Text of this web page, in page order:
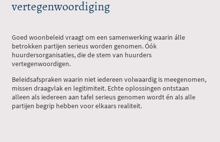
vertegenwoordiging
Goed woonbeleid vraagt om een samenwerking waarin álle
betrokken partijen serieus worden genomen. Óók
huurdersorganisaties, die de stem van huurders
vertegenwoordigen.
Beleidsafspraken waarin niet iedereen volwaardig is meegenomen,
missen draagvlak en legitimiteit. Echte oplossingen ontstaan
alleen als iedereen aan tafel serieus genomen wordt én als alle
partijen begrip hebben voor elkaars realiteit.